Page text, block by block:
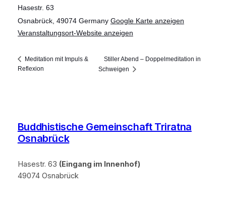
Hasestr. 63
Osnabrück, 49074 Germany Google Karte anzeigen
Veranstaltungsort-Website anzeigen
Meditation mit Impuls &
Reflexion
Stiller Abend – Doppelmeditation in
Schweigen
Buddhistische Gemeinschaft Triratna
Osnabrück
Hasestr. 63 (Eingang im Innenhof)
49074 Osnabrück